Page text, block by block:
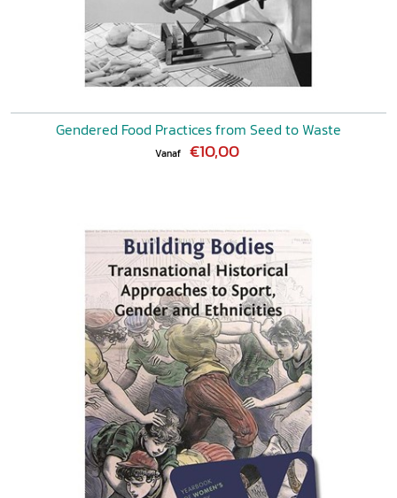
Gendered Food Practices from Seed to Waste
Vanaf €10,00